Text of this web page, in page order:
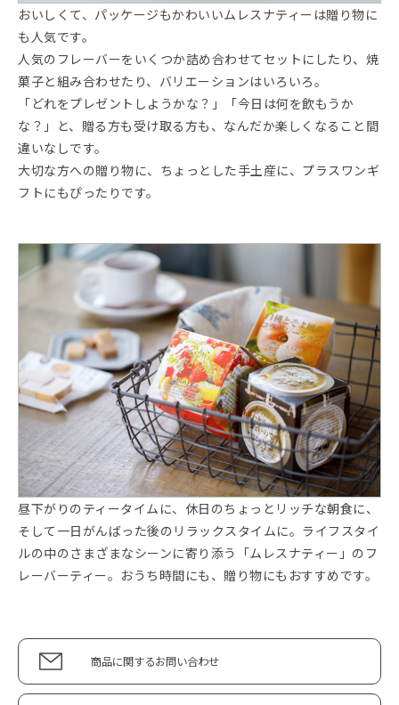
おいしくて、パッケージもかわいいムレスナティーは贈り物に
も人気です。
人気のフレーバーをいくつか詰め合わせてセットにしたり、焼
菓子と組み合わせたり、バリエーションはいろいろ。
「どれをプレゼントしようかな？」「今日は何を飲もうか
な？」と、贈る方も受け取る方も、なんだか楽しくなること間
違いなしです。
大切な方への贈り物に、ちょっとした手土産に、プラスワンギ
フトにもぴったりです。
昼下がりのティータイムに、休日のちょっとリッチな朝食に、
そして一日がんばった後のリラックスタイムに。ライフスタイ
ルの中のさまざまなシーンに寄り添う「ムレスナティー」のフ
レーバーティー。おうち時間にも、贈り物にもおすすめです。
商品に関するお問い合わせ